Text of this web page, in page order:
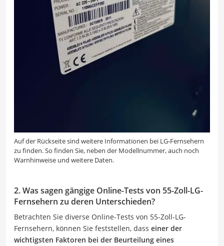
Auf der Rückseite sind weitere Informationen bei LG-Fernsehern
zu finden. So finden Sie, neben der Modellnummer, auch noch
Warnhinweise und weitere Daten.
2. Was sagen gängige Online-Tests von 55-Zoll-LG-
Fernsehern zu deren Unterschieden?
Betrachten Sie diverse Online-Tests von 55-Zoll-LG-
Fernsehern, können Sie feststellen, dass einer der
wichtigsten Faktoren bei der Beurteilung eines